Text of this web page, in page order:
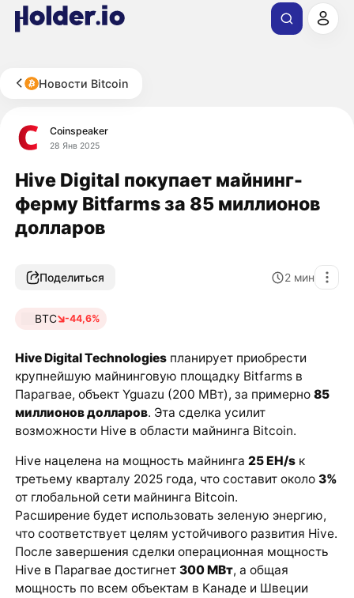
Новости Bitcoin
Coinspeaker
28 Янв 2025
Hive Digital покупает майнинг-
ферму Bitfarms за 85 миллионов
долларов
Поделиться 2 мин
BTC -44,6%
Hive Digital Technologiesпланирует приобрести
крупнейшую майнинговую площадку Bitfarms в
Парагвае, объект Yguazu (200 МВт), за примерно 85
миллионов долларов. Эта сделка усилит
возможности Hive в области майнинга Bitcoin.
Hive нацелена на мощность майнинга 25 EH/sк
третьему кварталу 2025 года, что составит около 3%
от глобальной сети майнинга Bitcoin.
Расширение будет использовать зеленую энергию,
что соответствует целям устойчивого развития Hive.
После завершения сделки операционная мощность
Hive в Парагвае достигнет 300 МВт, а общая
мощность по всем объектам в Канаде и Швеции